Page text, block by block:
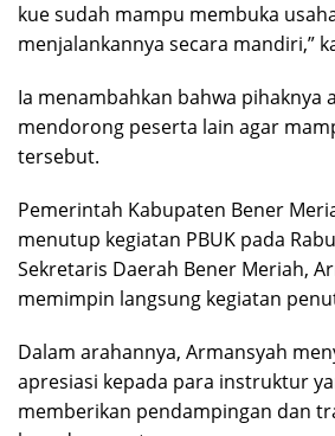
kue sudah mampu membuka
menjalankannya secara mandiri,”
Ia menambahkan bahwa pihaknya
mendorong peserta lain agar
tersebut.
Pemerintah Kabupaten Bener
menutup kegiatan PBUK pada
Sekretaris Daerah Bener Meriah,
memimpin langsung kegiatan
Dalam arahannya, Armansyah
apresiasi kepada para instruktur
memberikan pendampingan dan